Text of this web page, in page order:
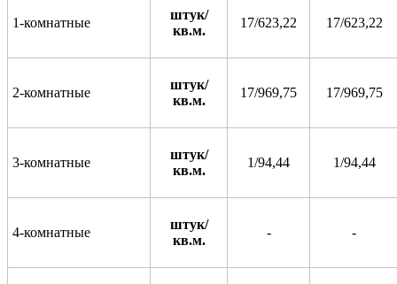
1-комнатные
штук/
кв.м.
17/623,22 17/623,22
2-комнатные
штук/
кв.м.
17/969,75 17/969,75
3-комнатные
штук/
кв.м.
1/94,44 1/94,44
4-комнатные
штук/
кв.м.
- -